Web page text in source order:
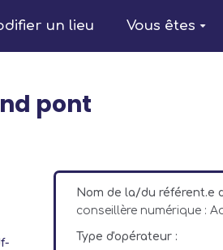
un lieu Vous êtes
pont
Nom de la/du référent.e
conseillère numérique :
Type d'opérateur :